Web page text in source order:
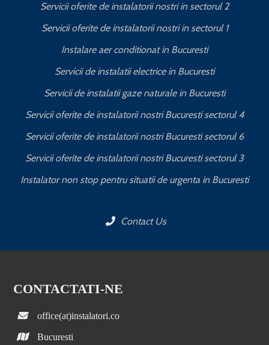
Servicii oferite de instalatorii nostri in sectorul 2
Servicii oferite de instalatorii nostri in sectorul 1
Instalare aer conditionat in Bucuresti
Servicii de instalatii electrice in Bucuresti
Servicii de instalatii gaze naturale in Bucuresti
Servicii oferite de instalatorii nostri Bucuresti sectorul 4
Servicii oferite de instalatorii nostri Bucuresti sectorul 6
Servicii oferite de instalatorii nostri Bucuresti sectorul 3
Instalator non stop pentru situatii de urgenta in Bucuresti
Contact Us
CONTACTATI-NE
office(at)instalatori.co
Bucuresti